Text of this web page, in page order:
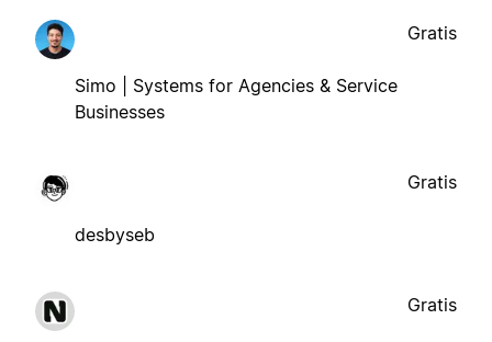
Simo | Systems for Agencies & Service
Businesses
Gratis
desbyseb
Gratis
Gratis